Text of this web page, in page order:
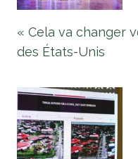
« Cela va changer
des États-Unis